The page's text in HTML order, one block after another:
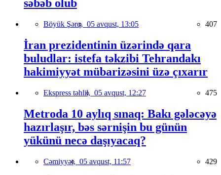
səbəb olub
Böyük Şərq, 05 avqust, 13:05 407
İran prezidentinin üzərində qara
buludlar: istefa təkzibi Tehrandakı
hakimiyyət mübarizəsini üzə çıxarır
Ekspress təhlil, 05 avqust, 12:27 475
Metroda 10 aylıq sınaq: Bakı gələcəyə
hazırlaşır, bəs sərnişin bu günün
yükünü necə daşıyacaq?
Cəmiyyət, 05 avqust, 11:57 429